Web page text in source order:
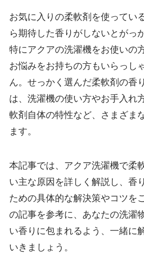
お気に入りの柔軟剤を使ってい
ら期待した香りがしないとがっ
特にアクアの洗濯機をお使いの
お悩みをお持ちの方もいらっし
ん。せっかく選んだ柔軟剤の香
は、洗濯機の使い方やお手入れ
軟剤自体の特性など、さまざま
ます。
本記事では、アクア洗濯機で柔
い主な原因を詳しく解説し、香
ための具体的な解決策やコツを
の記事を参考に、あなたの洗濯
い香りに包まれるよう、一緒に
いきましょう。